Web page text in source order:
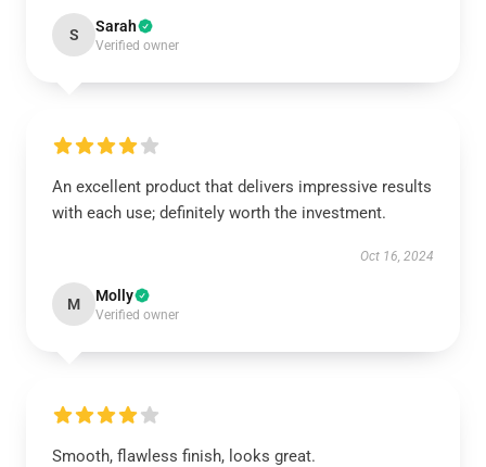
S Sarah
Verified owner
An excellent product that delivers impressive results
with each use; definitely worth the investment.
Oct 16, 2024
M Molly
Verified owner
Smooth, flawless finish, looks great.